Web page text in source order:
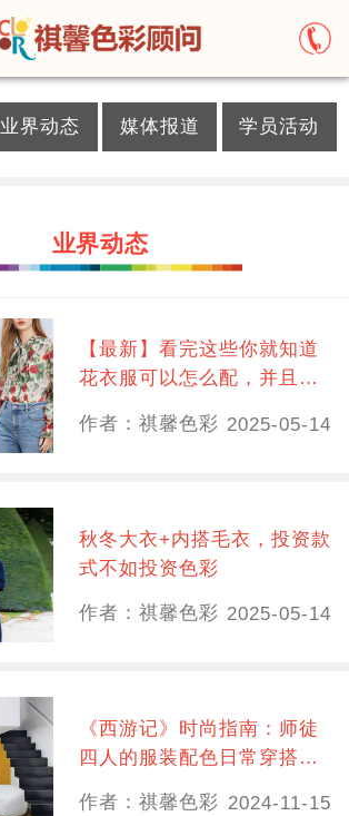
业界动态 媒体报道 学员活动
业界动态
【最新】看完这些你就知道
花衣服可以怎么配，并且兴
作者：祺馨色彩 2025-05-14
秋冬大衣+内搭毛衣，投资款
式不如投资色彩
作者：祺馨色彩 2025-05-14
《西游记》时尚指南：师徒
四人的服装配色日常穿搭也
作者：祺馨色彩 2024-11-15